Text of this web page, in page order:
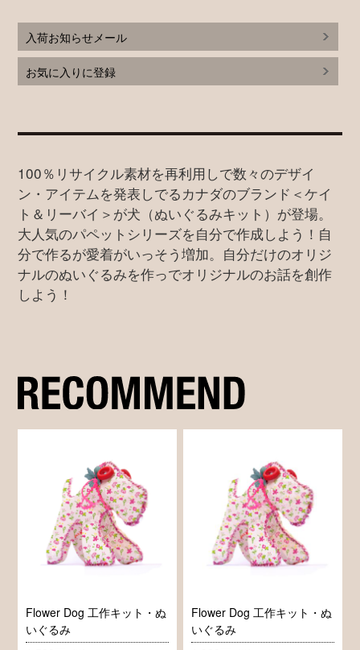
入荷お知らせメール
お気に入りに登録
100％リサイクル素材を再利用しで数々のデザイ
ン・アイテムを発表しでるカナダのブランド＜ケイ
ト＆リーバイ＞が犬（ぬいぐるみキット）が登場。
大人気のパペットシリーズを自分で作成しよう！自
分で作るが愛着がいっそう増加。自分だけのオリジ
ナルのぬいぐるみを作っでオリジナルのお話を創作
しよう！
Flower Dog 工作キット・ぬ
いぐるみ
Flower Dog 工作キット・ぬ
いぐるみ